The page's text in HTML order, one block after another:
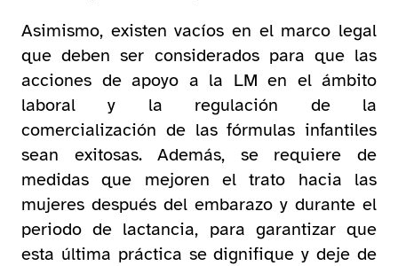
Asimismo, existen vacíos en el marco legal
que deben ser considerados para que las
acciones de apoyo a la LM en el ámbito
laboral y la regulación de la
comercialización de las fórmulas infantiles
sean exitosas. Además, se requiere de
medidas que mejoren el trato hacia las
mujeres después del embarazo y durante el
periodo de lactancia, para garantizar que
esta última práctica se dignifique y deje de